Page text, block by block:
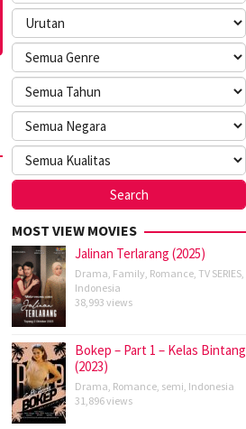
MOST VIEW MOVIES
Jalinan Terlarang (2025)
Drama Family Romance TV SERIES
Indonesia
38,993 views
Bokep – Part 1 – Kelas Bintang
(2023)
Drama Romance semi Indonesia
31,896 views